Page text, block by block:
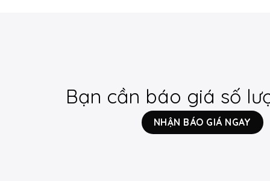
Bạn cần báo giá số
NHẬN BÁO GIÁ NGAY